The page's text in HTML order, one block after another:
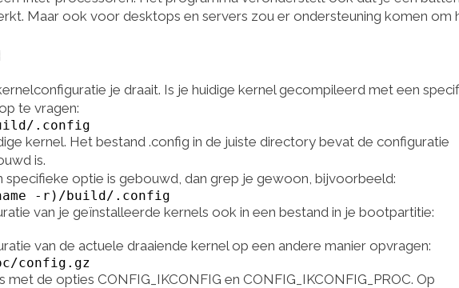
Maar ook voor desktops en servers zou er ondersteuning komen om
je draait. Is je huidige kernel gecompileerd met een
te vragen:
.config
kernel. Het bestand .config in de juiste directory bevat de configuratie
is.
optie is gebouwd, dan grep je gewoon, bijvoorbeeld:
-r)/build/.config
van je geïnstalleerde kernels ook in een bestand in je bootpartitie:
van de actuele draaiende kernel op een andere manier opvragen:
config.gz
de opties CONFIG_IKCONFIG en CONFIG_IKCONFIG_PROC. Op